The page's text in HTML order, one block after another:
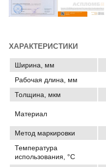
ХАРАКТЕРИСТИКИ
Ширина, мм
Рабочая длина, мм
Толщина, мкм
Материал
Метод маркировки
Температура
использования, °C